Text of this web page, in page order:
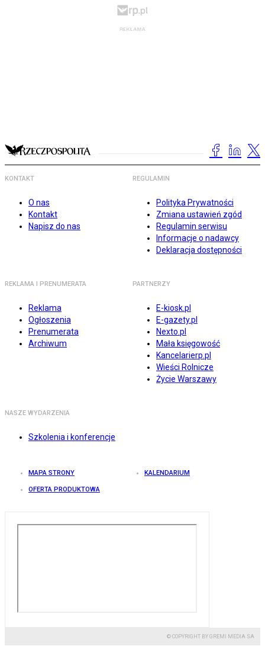
KONTAKT
O nas
Kontakt
Napisz do nas
REGULAMIN
Polityka Prywatności
Zmiana ustawień zgód
Regulamin serwisu
Informacje o nadawcy
Deklaracja dostępności
REKLAMA I PRENUMERATA
Reklama
Ogłoszenia
Prenumerata
Archiwum
PARTNERZY
E-kiosk.pl
E-gazety.pl
Nexto.pl
Mała księgowość
Kancelarierp.pl
Wieści Rolnicze
Życie Warszawy
NASZE WYDARZENIA
Szkolenia i konferencje
MAPA STRONY KALENDARIUM
OFERTA PRODUKTOWA
© COPYRIGHT BY GREMI MEDIA SA